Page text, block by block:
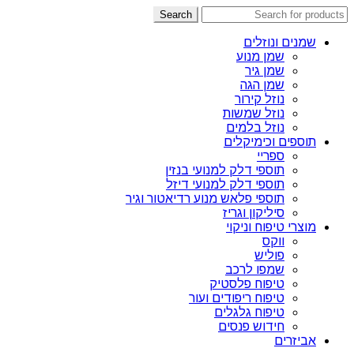
Search
שמנים ונוזלים
שמן מנוע
שמן גיר
שמן הגה
נוזל קירור
נוזל שמשות
נוזל בלמים
תוספים וכימיקלים
ספריי
תוספי דלק למנועי בנזין
תוספי דלק למנועי דיזל
תוספי פלאש מנוע רדיאטור וגיר
סיליקון וגריז
מוצרי טיפוח וניקוי
ווקס
פוליש
שמפו לרכב
טיפוח פלסטיק
טיפוח ריפודים ועור
טיפוח גלגלים
חידוש פנסים
אביזרים